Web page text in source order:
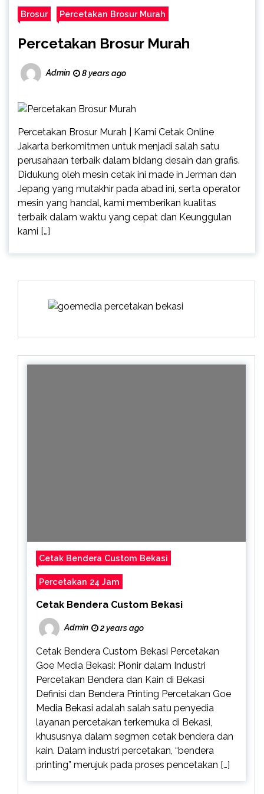
Brosur Percetakan Brosur Murah
Percetakan Brosur Murah
Admin 8 years ago
Percetakan Brosur Murah | Kami Cetak Online
Jakarta berkomitmen untuk menjadi salah satu
perusahaan terbaik dalam bidang desain dan grafis.
Didukung oleh mesin cetak ini made in Jerman dan
Jepang yang mutakhir pada abad ini, serta operator
mesin yang handal, kami memberikan kualitas
terbaik dalam waktu yang cepat dan Keunggulan
kami […]
Cetak Bendera Custom Bekasi
Percetakan 24 Jam
Cetak Bendera Custom Bekasi
Admin 2 years ago
Cetak Bendera Custom Bekasi Percetakan
Goe Media Bekasi: Pionir dalam Industri
Percetakan Bendera dan Kain di Bekasi
Definisi dan Bendera Printing Percetakan Goe
Media Bekasi adalah salah satu penyedia
layanan percetakan terkemuka di Bekasi,
khususnya dalam segmen cetak bendera dan
kain. Dalam industri percetakan, “bendera
printing” merujuk pada proses pencetakan […]